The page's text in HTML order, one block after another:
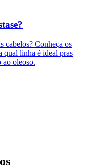
cabelos? Conheça os
qual linha é ideal pras
ao oleoso.